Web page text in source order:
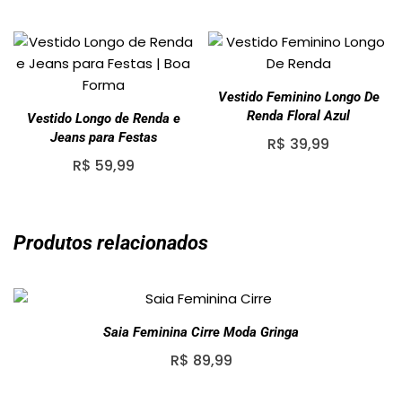
Vestido Longo de Renda e
Jeans para Festas
R$ 59,99
Vestido Feminino Longo De
Renda Floral Azul
R$ 39,99
Produtos relacionados
Saia Feminina Cirre Moda Gringa
R$ 89,99